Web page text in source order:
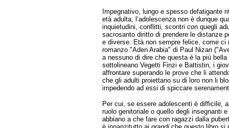
Impegnativo, lungo e spesso defatigante
età adulta, l’adolescenza non è dunque
inquietudini, conflitti, scontri con quegli
sacrosanto diritto di prendere le distanze
e diverse. Età non sempre felice, come ci
romanzo "Aden Arabia" di Paul Nizan
a nessuno di dire che questa è la più
sottolineano Vegetti Finzi e Battistin, i
affrontare superando le prove che li
che gli adulti proiettano su di loro non li
impedendo ad essi di spiccare
Per cui, se essere adolescenti è difficile,
ruolo genitoriale o quello degli insegnanti
abbiano a che fare con ragazzi dalla